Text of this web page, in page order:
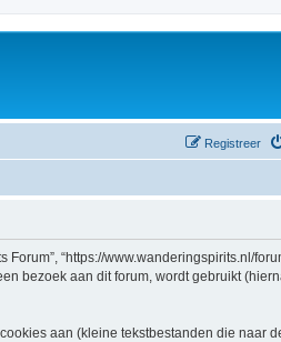
Registreer
“https://www.wanderingspirits.nl/
bezoek aan dit forum, wordt gebruikt
aan (kleine tekstbestanden die naar